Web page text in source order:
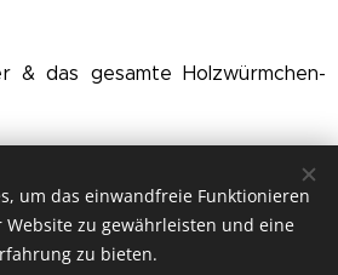
& das gesamte Holzwürmchen-
um das einwandfreie Funktionieren
zu gewährleisten und eine
zu bieten.